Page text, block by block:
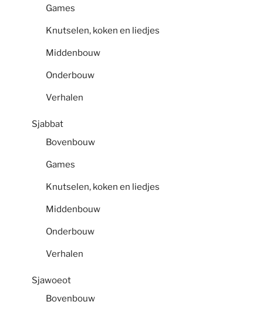
Games
Knutselen, koken en liedjes
Middenbouw
Onderbouw
Verhalen
Sjabbat
Bovenbouw
Games
Knutselen, koken en liedjes
Middenbouw
Onderbouw
Verhalen
Sjawoeot
Bovenbouw